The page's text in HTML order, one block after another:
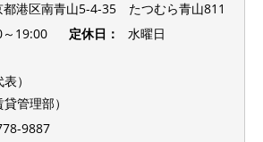
港区南青山5-4-35 たつむら青山811
19:00 定休日：
水曜日
表）
管理部）
9887